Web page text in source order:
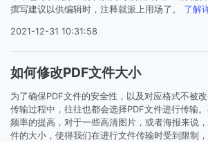
撰写建议以供编辑时，注释就派上用场了。 了解
2021-12-31 10:31:58
如何修改PDF文件大小
为了确保PDF文件的安全性，以及对应格式不被
传输过程中，往往也都会选择PDF文件进行传输
频率的提高，对于一些高清图片，或者海报来说
件的大小，使得我们在进行文件传输时受到限制